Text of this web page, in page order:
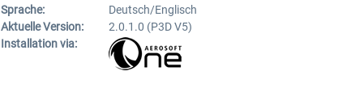
Sprache:
Deutsch/Englisch
Aktuelle Version:
2.0.1.0 (P3D V5)
Installation via: